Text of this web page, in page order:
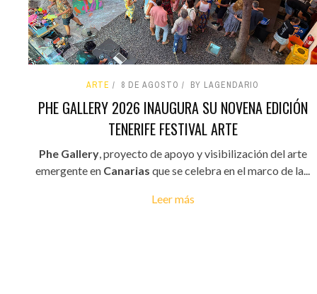
ARTE 8 DE AGOSTO BY LAGENDARIO
PHE GALLERY 2026 INAUGURA SU NOVENA EDICIÓN
TENERIFE FESTIVAL ARTE
Phe Gallery, proyecto de apoyo y visibilización del arte
emergente en Canarias que se celebra en el marco de la...
Leer más